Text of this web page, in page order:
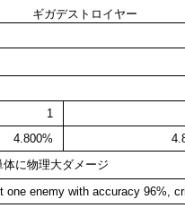
ギガデストロイヤー
1
4.800%
体に物理大ダメージ
one enemy with accuracy 96%,